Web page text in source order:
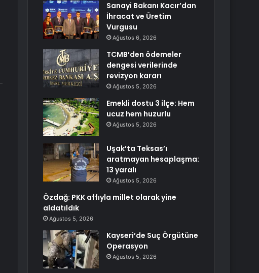
Sanayi Bakanı Kacır’dan
İhracat ve Üretim
Vurgusu
Ağustos 6, 2026
TCMB’den ödemeler
dengesi verilerinde
revizyon kararı
Ağustos 5, 2026
Emekli dostu 3 ilçe: Hem
ucuz hem huzurlu
Ağustos 5, 2026
Uşak’ta Teksas’ı
aratmayan hesaplaşma:
13 yaralı
Ağustos 5, 2026
Özdağ: PKK affıyla millet olarak yine
aldatıldık
Ağustos 5, 2026
Kayseri’de Suç Örgütüne
Operasyon
Ağustos 5, 2026